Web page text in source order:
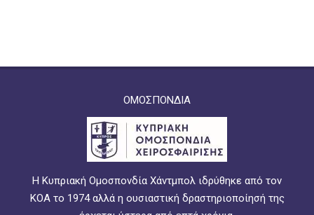
ΟΜΟΣΠΟΝΔΙΑ
Η Κυπριακή Ομοσπονδία Χάντμπολ ιδρύθηκε από τον
ΚΟΑ το 1974 αλλά η ουσιαστική δραστηριοποίησή της